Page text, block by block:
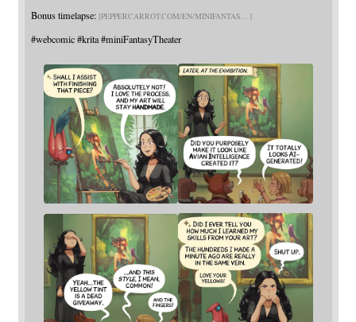
Bonus timelapse: PEPPERCARROT.COM/EN/MINIFANTAS
#webcomic #krita #miniFantasyTheater